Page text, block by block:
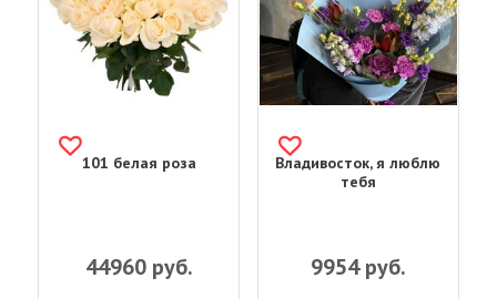
101 белая роза
44960руб.
Владивосток, я люблю
тебя
9954руб.